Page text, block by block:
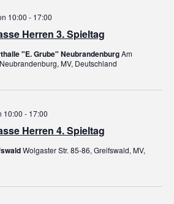
Herren 3. Spieltag
10:00 - 17:00
"E. Grube" NeubrandenburgAm
MV, Deutschland
Herren 4. Spieltag
10:00 - 17:00
Wolgaster Str. 85-86, Greifswald, MV,